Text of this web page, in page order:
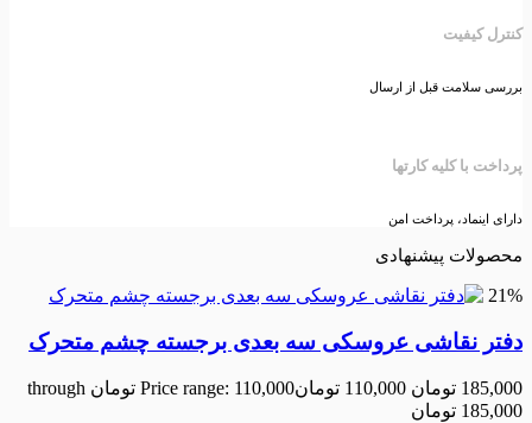
کنترل کیفیت
بررسی سلامت قبل از ارسال
پرداخت با کلیه کارتها
دارای اینماد، پرداخت امن
محصولات پیشنهادی
21%
دفتر نقاشی عروسکی سه بعدی برجسته چشم متحرک
185,000 تومان 110,000 تومان
Price range: 110,000 تومان through
185,000 تومان